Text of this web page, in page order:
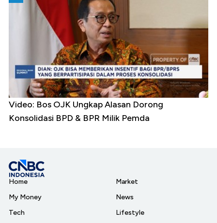
Video: Bos OJK Ungkap Alasan Dorong
Konsolidasi BPD & BPR Milik Pemda
Home
My Money
Tech
Market
News
Lifestyle